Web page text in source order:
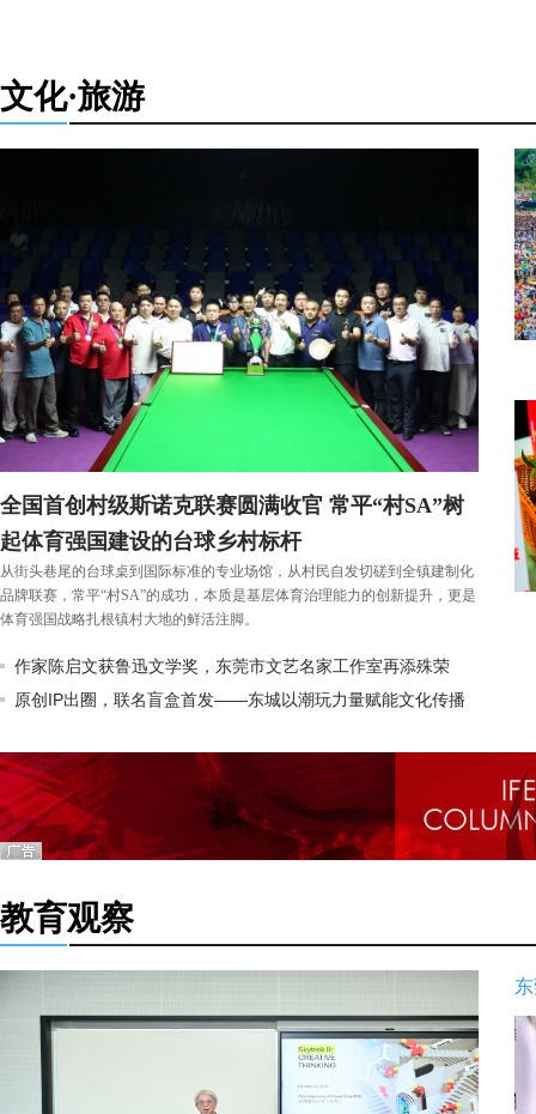
文化·旅游
全国首创村级斯诺克联赛圆满收官 常平“村SA”树
起体育强国建设的台球乡村标杆
从街头巷尾的台球桌到国际标准的专业场馆，从村民自发切磋到全镇建制化
品牌联赛，常平“村SA”的成功，本质是基层体育治理能力的创新提升，更是
体育强国战略扎根镇村大地的鲜活注脚。
作家陈启文获鲁迅文学奖，东莞市文艺名家工作室再添殊荣
原创IP出圈，联名盲盒首发——东城以潮玩力量赋能文化传播
教育观察